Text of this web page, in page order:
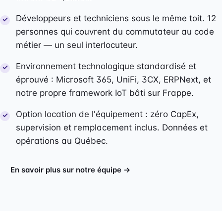
Développeurs et techniciens sous le même toit. 12
personnes qui couvrent du commutateur au code
métier — un seul interlocuteur.
Environnement technologique standardisé et
éprouvé : Microsoft 365, UniFi, 3CX, ERPNext, et
notre propre framework IoT bâti sur Frappe.
Option location de l'équipement : zéro CapEx,
supervision et remplacement inclus. Données et
opérations au Québec.
En savoir plus sur notre équipe →